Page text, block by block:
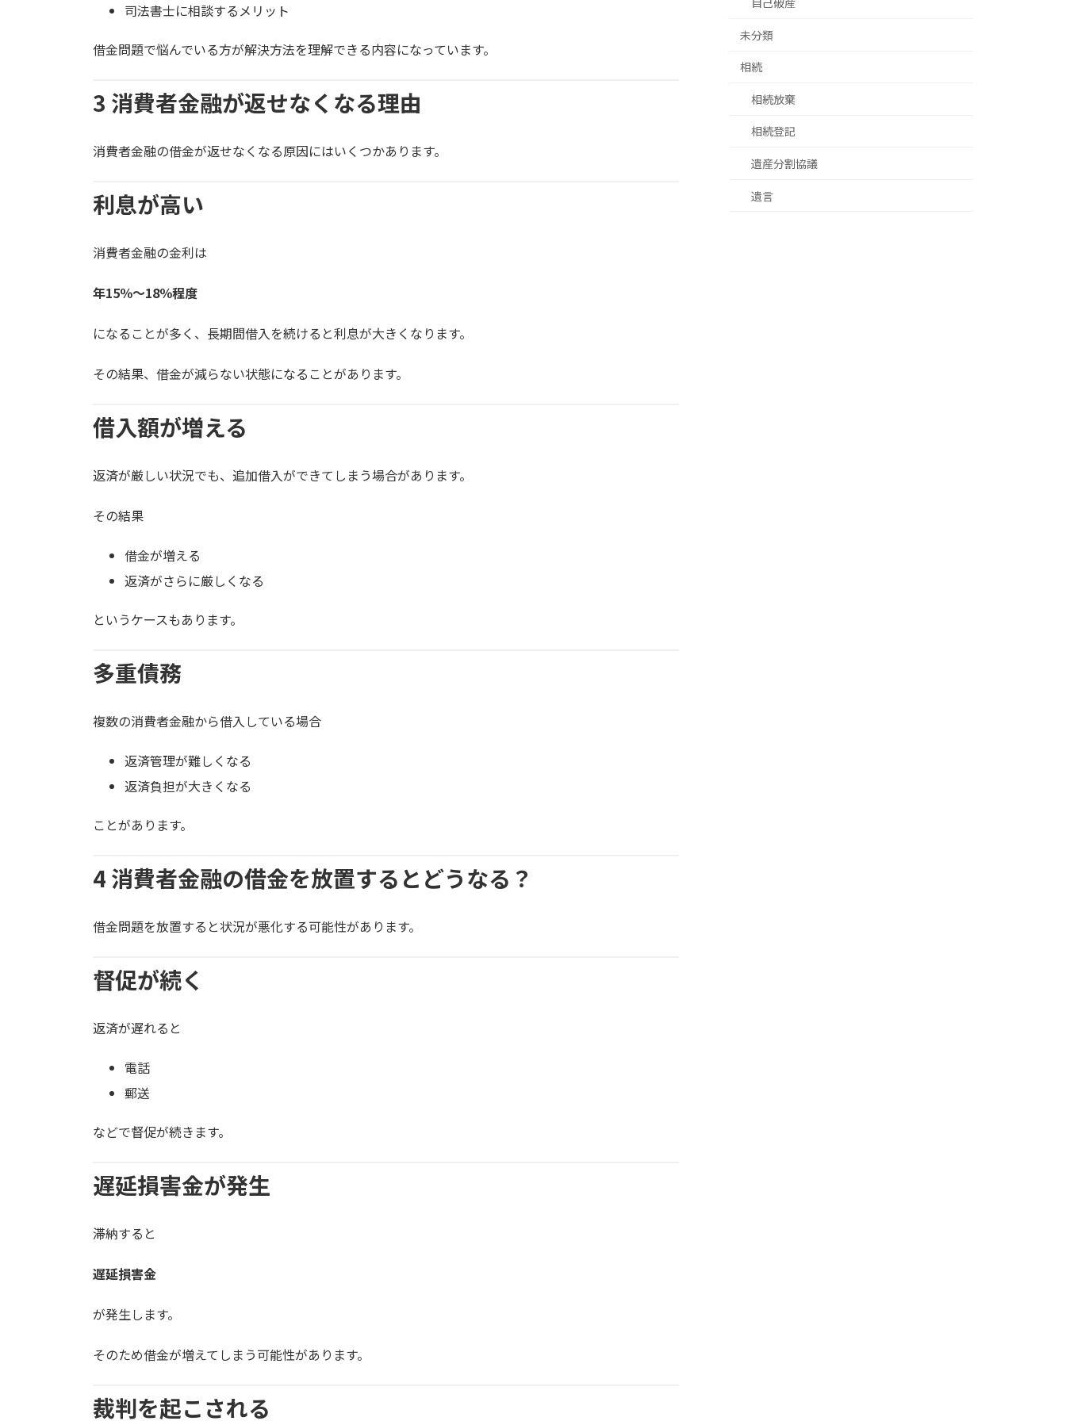
司法書士に相談するメリット
借金問題で悩んでいる方が解決方法を理解できる内容になっています。
3 消費者金融が返せなくなる理由
消費者金融の借金が返せなくなる原因にはいくつかあります。
利息が高い
消費者金融の金利は
年15％〜18％程度
になることが多く、長期間借入を続けると利息が大きくなります。
その結果、借金が減らない状態になることがあります。
借入額が増える
返済が厳しい状況でも、追加借入ができてしまう場合があります。
その結果
借金が増える
返済がさらに厳しくなる
というケースもあります。
多重債務
複数の消費者金融から借入している場合
返済管理が難しくなる
返済負担が大きくなる
ことがあります。
4 消費者金融の借金を放置するとどうなる？
借金問題を放置すると状況が悪化する可能性があります。
督促が続く
返済が遅れると
電話
郵送
などで督促が続きます。
遅延損害金が発生
滞納すると
遅延損害金
が発生します。
そのため借金が増えてしまう可能性があります。
裁判を起こされる
未分類
相続
相続放棄
相続登記
遺産分割協議
遺言